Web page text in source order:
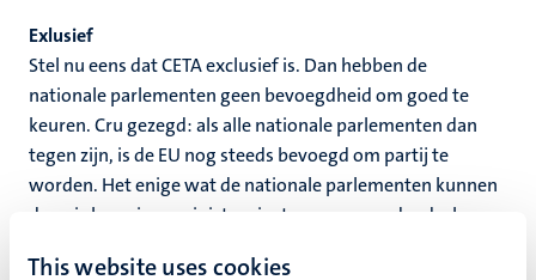
This website uses cookies
Exlusief
Stel nu eens dat CETA exclusief is. Dan hebben de
nationale parlementen geen bevoegdheid om goed te
keuren. Cru gezegd: als alle nationale parlementen dan
tegen zijn, is de EU nog steeds bevoegd om partij te
worden. Het enige wat de nationale parlementen kunnen
doen is hun eigen ministers instrueren en onder druk
Nederland komt er dan ook geen - referendabele -